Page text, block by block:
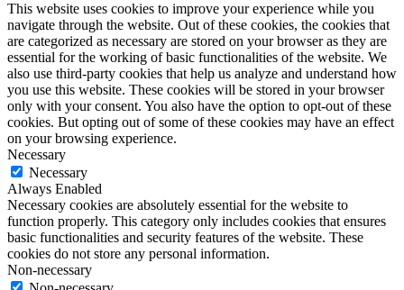
This website uses cookies to improve your experience while you
navigate through the website. Out of these cookies, the cookies that
are categorized as necessary are stored on your browser as they are
essential for the working of basic functionalities of the website. We
also use third-party cookies that help us analyze and understand how
you use this website. These cookies will be stored in your browser
only with your consent. You also have the option to opt-out of these
cookies. But opting out of some of these cookies may have an effect
on your browsing experience.
Necessary
Necessary
Always Enabled
Necessary cookies are absolutely essential for the website to
function properly. This category only includes cookies that ensures
basic functionalities and security features of the website. These
cookies do not store any personal information.
Non-necessary